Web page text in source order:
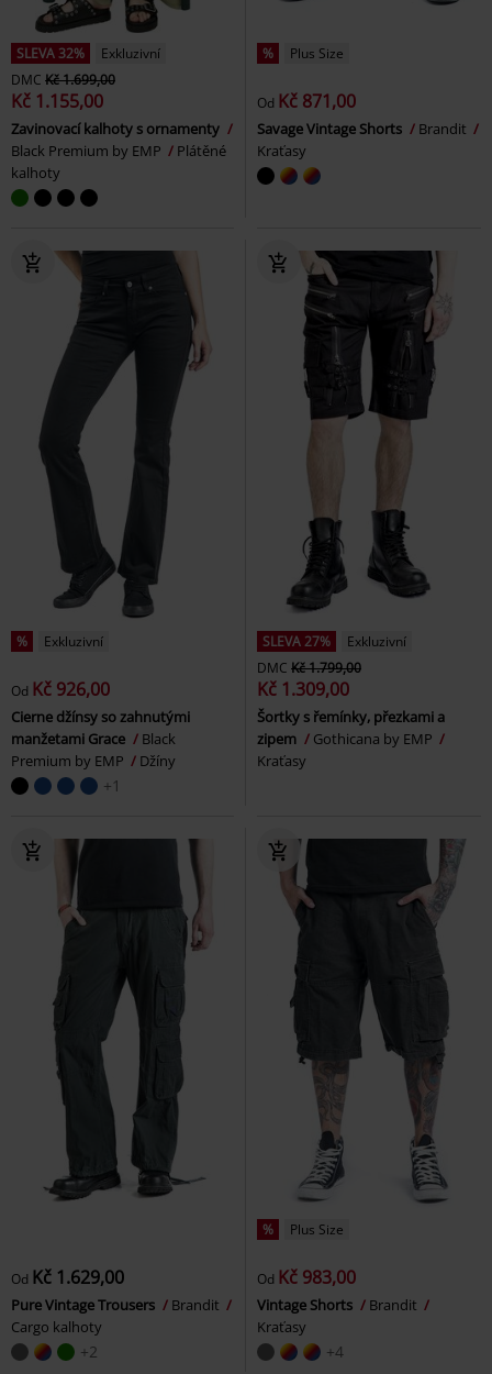
SLEVA 32%
Exkluzivní
DMC Kč 1.699,00
Kč 1.155,00
Zavinovací kalhoty s ornamenty
Black Premium by EMP
Plátěné
kalhoty
% Plus Size
Od Kč 871,00
Savage Vintage Shorts
Brandit
Kraťasy
% Exkluzivní
Od Kč 926,00
Cierne džínsy so zahnutými
manžetami Grace
Black
Premium by EMP
Džíny
+1
SLEVA 27%
Exkluzivní
DMC Kč 1.799,00
Kč 1.309,00
Šortky s řemínky, přezkami a
zipem
Gothicana by EMP
Kraťasy
Od Kč 1.629,00
Pure Vintage Trousers
Brandit
Cargo kalhoty
+2
% Plus Size
Od Kč 983,00
Vintage Shorts
Brandit
Kraťasy
+4